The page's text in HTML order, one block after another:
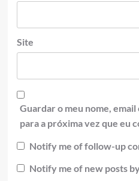
Site
Guardar o meu nome,
para a próxima vez que eu
Notify me of follow-up
Notify me of new posts